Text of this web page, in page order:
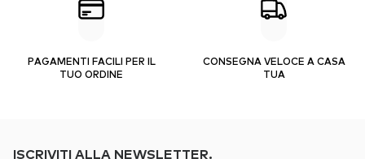
PAGAMENTI FACILI PER IL
TUO ORDINE
CONSEGNA VELOCE A CASA
TUA
ISCRIVITI ALLA NEWSLETTER.